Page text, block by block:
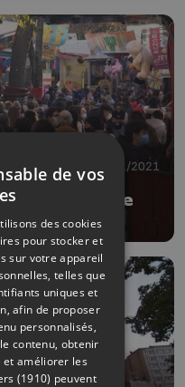
10/11/2021
la foire de
de vos
des cookies
pour stocker et
sur votre appareil
telles que
uniques et
afin de proposer
personnalisés,
contenu, obtenir
et améliorer les
(1910) peuvent